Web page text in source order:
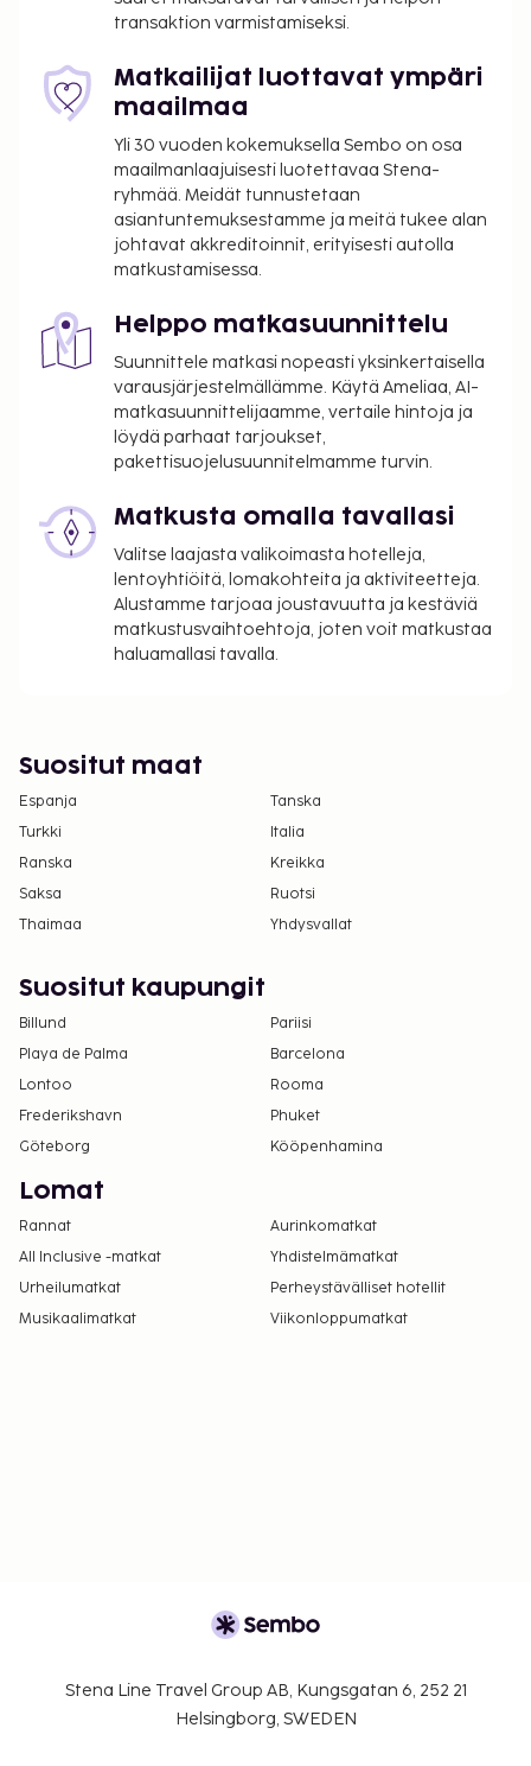
omatoiminen pysäköinti. Seuraavat palvelut ovat
televisio yleisissä tiloissa ja
kiertoajelu-/lippupalvelu. Maksullinen
7.00–10.00. Tämän majoituspaikan virallisen
tähtiluokituksen on myöntänyt Ranskan turismin
kehitysjärjestö ATOUT.
Majoituspaikka veloittaa seuraavat paikan päällä
sovellettavat verot:
Kaupungin perimä vero: 5.20 EUR per henkilö
per yö. Tätä veroa ei peritä alle 18 vuotta
vanhoilta lapsilta.
200 EUR:n suuruinen vahinkotakuumaksu
veloitetaan ennen sisäänkirjautumista.
Tässä on mainittu kaikki majoituspaikan meille
ilmoittamat maksut.
Maksu mannermaisesta aamiaisesta: noin 16
EUR aikuisille ja 9 EUR lapsille
Kattamaton omatoiminen pysäköinti: 14 EUR
per yö
saattavat muuttua.
Kansallisten määräysten vuoksi käteismaksut
eivät voi ylittää 1000 EUR:n suuruista summaa
tässä majoituspaikassa. Saat lisätietoja asiasta
ottamalla yhteyttä majoituspaikkaan
varausvahvistuksessa olevien tietojen avulla.
transaktion varmistamiseksi.
Matkailijat luottavat ympäri
maailmaa
Yli 30 vuoden kokemuksella Sembo on osa
maailmanlaajuisesti luotettavaa Stena-
ryhmää. Meidät tunnustetaan
asiantuntemuksestamme ja meitä tukee alan
johtavat akkreditoinnit, erityisesti autolla
matkustamisessa.
Helppo matkasuunnittelu
Suunnittele matkasi nopeasti yksinkertaisella
varausjärjestelmällämme. Käytä Ameliaa, AI-
matkasuunnittelijaamme, vertaile hintoja ja
löydä parhaat tarjoukset,
pakettisuojelusuunnitelmamme turvin.
Matkusta omalla tavallasi
Valitse laajasta valikoimasta hotelleja,
lentoyhtiöitä, lomakohteita ja aktiviteetteja.
Alustamme tarjoaa joustavuutta ja kestäviä
matkustusvaihtoehtoja, joten voit matkustaa
haluamallasi tavalla.
Suositut maat
Espanja
Tanska
Turkki
Italia
Ranska
Kreikka
Saksa
Ruotsi
Thaimaa
Yhdysvallat
Suositut kaupungit
Billund
Pariisi
Playa de Palma
Barcelona
Lontoo
Rooma
Frederikshavn
Phuket
Göteborg
Kööpenhamina
Lomat
Rannat
Aurinkomatkat
All Inclusive -matkat
Yhdistelmämatkat
Urheilumatkat
Perheystävälliset hotellit
Musikaalimatkat
Viikonloppumatkat
Stena Line Travel Group AB, Kungsgatan 6, 252 21
Helsingborg, SWEDEN